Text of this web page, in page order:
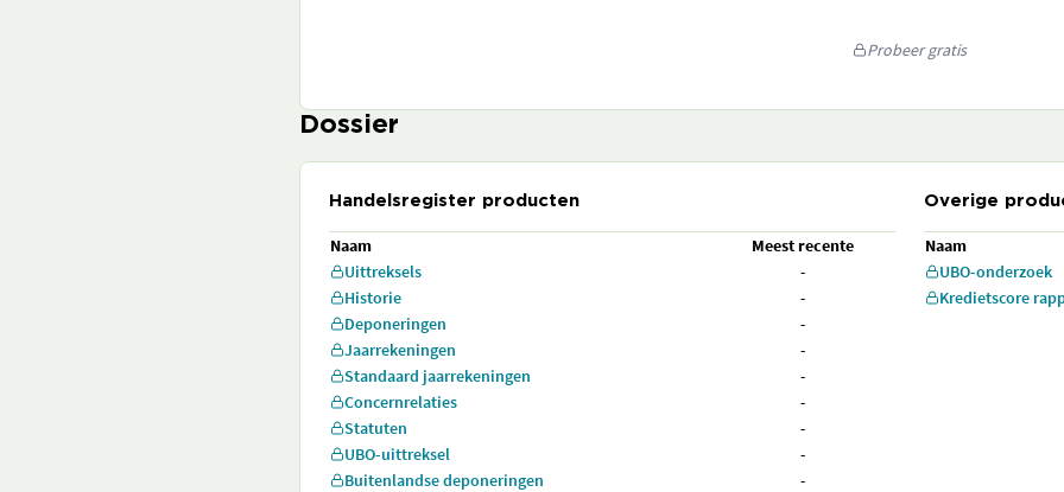
Probeer gratis
Dossier
Handelsregister producten
Naam
Meest recente
Uittreksels
-
Historie
-
Deponeringen
-
Jaarrekeningen
-
Standaard jaarrekeningen
-
Concernrelaties
-
Statuten
-
UBO-uittreksel
-
Buitenlandse deponeringen
-
Overige
Naam
UBO-onderzoek
Kredietscore